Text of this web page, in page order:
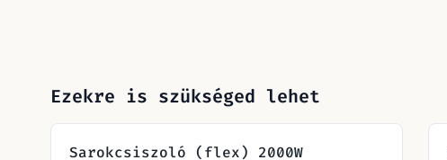
Ezekre is szükséged lehet
Sarokcsiszoló (flex) 2000W